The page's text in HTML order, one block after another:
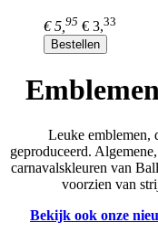
€ 5, 95 € 3,33
Bestellen
Leuke emblemen,
geproduceerd.
carnavalskleuren van
voorzien van
Bekijk ook onze